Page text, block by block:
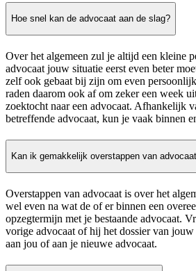
Hoe snel kan de advocaat aan de slag?
Over het algemeen zul je altijd een kleine
advocaat jouw situatie eerst even beter
zelf ook gebaat bij zijn om even
raden daarom ook af om zeker een week
zoektocht naar een advocaat. Afhankelijk
betreffende advocaat, kun je vaak binnen
Kan ik gemakkelijk overstappen van
Overstappen van advocaat is over het
wel even na wat de of er binnen een
opzegtermijn met je bestaande advocaat.
vorige advocaat of hij het dossier van
aan jou of aan je nieuwe advocaat.